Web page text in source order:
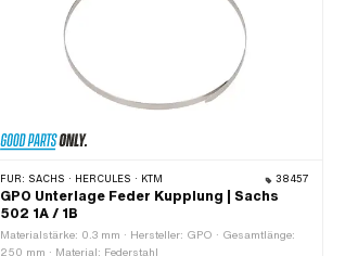
FÜR: SACHS · HERCULES · KTM 38457
GPO Unterlage Feder Kupplung | Sachs
502 1A / 1B
Materialstärke: 0.3 mm · Hersteller: GPO · Gesamtlänge:
250 mm · Material: Federstahl